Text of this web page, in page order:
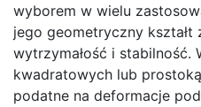
wyborem w wielu
jego geometryczny kształt
wytrzymałość i stabilność.
kwadratowych lub
podatne na deformacje